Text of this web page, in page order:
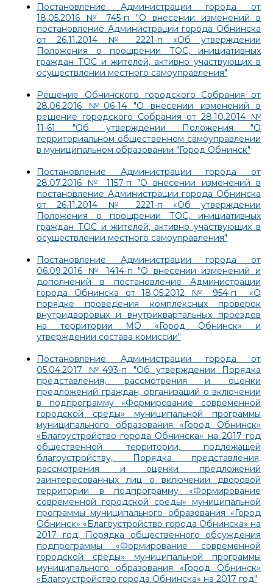
Постановление Администрации города от
18.05.2016 № 745-п "О внесении изменений в
постановление Администрации города Обнинска
от 26.11.2014 № 2221-п «Об утверждении
Положения о поощрении ТОС, инициативных
граждан ТОС и жителей, активно участвующих в
осуществлении местного самоуправления"
Решение Обнинского городского Собрания от
28.06.2016 №06-14 "О внесении изменений в
решение городского Собрания от 28.10.2014 №
11-61 "Об утверждении Положения "О
территориальном общественном самоуправлении
в муниципальном образовании "Город Обнинск"
Постановление Администрации города от
28.07.2016 № 1157-п "О внесении изменений в
постановление Администрации города Обнинска
от 26.11.2014 № 2221-п «Об утверждении
Положения о поощрении ТОС, инициативных
граждан ТОС и жителей, активно участвующих в
осуществлении местного самоуправления"
Постановление Администрации города от
06.09.2016 № 1414-п "О внесении изменений и
дополнений в постановление Администрации
города Обнинска от 18.05.2012 № 954-п «О
порядке проведения комплексных проверок
внутридворовых и внутриквартальных проездов
на территории МО «Город Обнинск» и
утверждении состава комиссии"
Постановление Администрации города от
05.04.2017 №493-п "Об утверждении Порядка
представления, рассмотрения и оценки
предложений граждан, организаций о включении
в подпрограмму «Формирование современной
городской среды» муниципальной программы
муниципального образования «Город Обнинск»
«Благоустройство города Обнинска» на 2017 год
общественной территории, подлежащей
благоустройству, Порядка представления,
рассмотрения и оценки предложений
заинтересованных лиц о включении дворовой
территории в подпрограмму «Формирование
современной городской среды» муниципальной
программы муниципального образования «Город
Обнинск» «Благоустройство города Обнинска» на
2017 год, Порядка общественного обсуждения
подпрограммы «Формирование современной
городской среды» муниципальной программы
муниципального образования «Город Обнинск»
«Благоустройство города Обнинска» на 2017 год"